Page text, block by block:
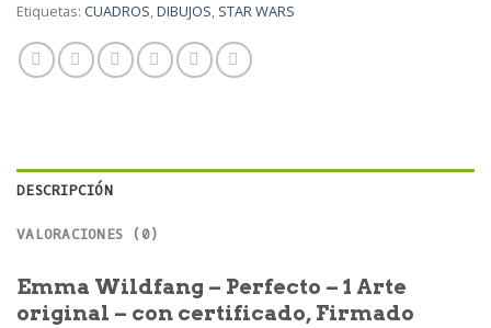
Etiquetas: CUADROS,DIBUJOS, STAR WARS
DESCRIPCIÓN
VALORACIONES (0)
Emma Wildfang – Perfecto – 1 Arte
original – con certificado, Firmado